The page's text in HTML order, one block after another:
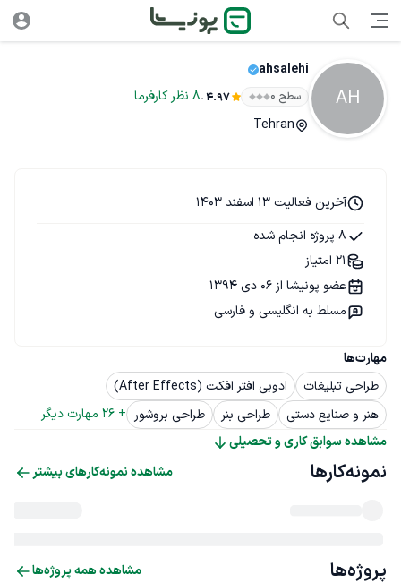
AH
ahsalehi
سطح ۰ 4.97
.
8 نظر کارفرما
Tehran
مهارت‌ها
طراحی تبلیغات
ادوبی افتر افکت (After Effects)
هنر و صنایع دستی
طراحی بنر طراحی بروشور +
26 مهارت دیگر
مشاهده سوابق کاری و تحصیلی
آخرین فعالیت 13 اسفند 1403
8 پروژه انجام شده
21 امتیاز
عضو پونیشا از 06 دی 1394
مسلط به انگلیسی و فارسی
نمونه‌کارها مشاهده نمونه‌کارهای بیشتر
پروژه‌ها مشاهده همه پروژه‌ها